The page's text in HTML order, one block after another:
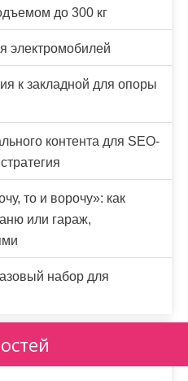
до 300 кг
электромобилей
к закладной для опоры
контента для SEO-
то и ворочу»: как
или гараж,
набор для